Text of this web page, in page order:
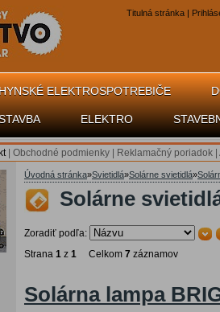
Titulná stránka |
ELEKTROSPOTREBIČE
ELEKTRO
| Obchodné podmienky Reklamačný poriadok
Úvodná stránka»Svietidlá»Solárne svietidlá»
Solárne
Zoradiť podľa:
Strana 1 z 1 Celkom 7 záznamov
Solárna lampa